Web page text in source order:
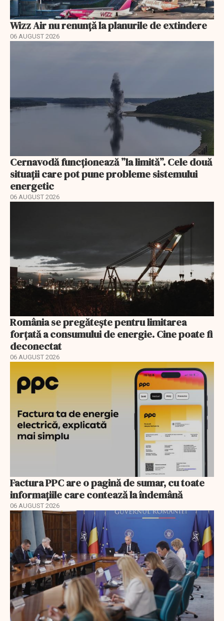
Wizz Air nu renunță la planurile de extindere
06 AUGUST 2026
Cernavodă funcționează ”la limită”. Cele două
situații care pot pune probleme sistemului
energetic
06 AUGUST 2026
România se pregătește pentru limitarea
forțată a consumului de energie. Cine poate fi
deconectat
06 AUGUST 2026
Factura PPC are o pagină de sumar, cu toate
informațiile care contează la îndemână
06 AUGUST 2026